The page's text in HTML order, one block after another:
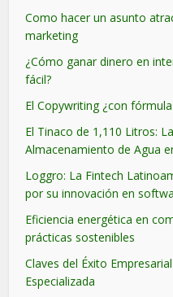
Como hacer un asunto
marketing
¿Cómo ganar dinero en
fácil?
El Copywriting ¿con
El Tinaco de 1,110 Litros:
Almacenamiento de Agua
Loggro: La Fintech
por su innovación en
Eficiencia energética en
prácticas sostenibles
Claves del Éxito
Especializada